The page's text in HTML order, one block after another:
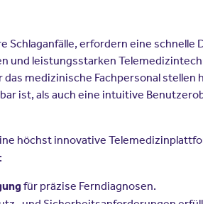
erfordern eine
leistungsstarken
medizinische Fachpersonal
ist, als auch eine intuitive
höchst innovative
für präzise Ferndiagnosen.